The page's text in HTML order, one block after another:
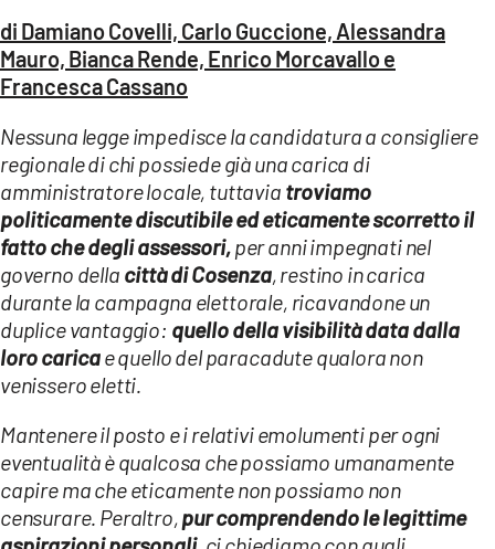
COSENZACHANNEL.IT
ILVIBONESE.IT
CATANZAROCHANNEL.IT
LACAPITALENEWS.IT
ANDROID
APPLE
di Damiano Covelli, Carlo Guccione, Alessandra
Mauro, Bianca Rende, Enrico Morcavallo e
Francesca Cassano
Nessuna legge impedisce la candidatura a consigliere
regionale di chi possiede già una carica di
amministratore locale, tuttavia troviamo
politicamente discutibile ed eticamente scorretto il
fatto che degli assessori,per anni impegnati nel
governo della città di Cosenza, restino in carica
durante la campagna elettorale, ricavandone un
duplice vantaggio: quello della visibilità data dalla
loro caricae quello del paracadute qualora non
venissero eletti.
Mantenere il posto e i relativi emolumenti per ogni
eventualità è qualcosa che possiamo umanamente
capire ma che eticamente non possiamo non
censurare. Peraltro,pur comprendendo le legittime